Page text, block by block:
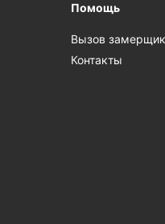
Помощь
Вызов
Контакты